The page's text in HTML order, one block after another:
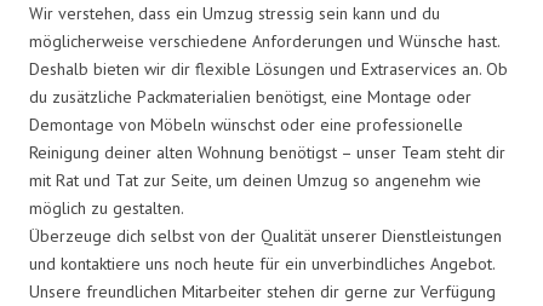
Wir verstehen, dass ein Umzug stressig sein kann und du
möglicherweise verschiedene Anforderungen und Wünsche hast.
Deshalb bieten wir dir flexible Lösungen und Extraservices an. Ob
du zusätzliche Packmaterialien benötigst, eine Montage oder
Demontage von Möbeln wünschst oder eine professionelle
Reinigung deiner alten Wohnung benötigst – unser Team steht dir
mit Rat und Tat zur Seite, um deinen Umzug so angenehm wie
möglich zu gestalten.
Überzeuge dich selbst von der Qualität unserer Dienstleistungen
und kontaktiere uns noch heute für ein unverbindliches Angebot.
Unsere freundlichen Mitarbeiter stehen dir gerne zur Verfügung